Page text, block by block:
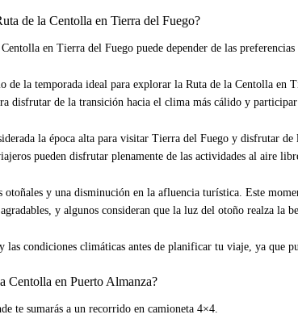
de la Centolla en Tierra del Fuego?
en Tierra del Fuego puede depender de las preferencias
la temporada ideal para explorar la Ruta de la Centolla
disfrutar de la transición hacia el clima más cálido y
la época alta para visitar Tierra del Fuego y disfrutar de
pueden disfrutar plenamente de las actividades al aire
y una disminución en la afluencia turística. Este
y algunos consideran que la luz del otoño realza la
condiciones climáticas antes de planificar tu viaje, ya que
Centolla en Puerto Almanza?
te sumarás a un recorrido en camioneta 4×4.